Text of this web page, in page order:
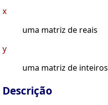
x
uma matriz de reais
y
uma matriz de inteiros
Descrição